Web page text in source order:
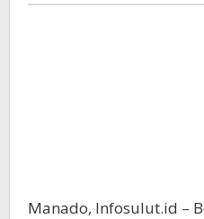
Manado, Infosulut.id –